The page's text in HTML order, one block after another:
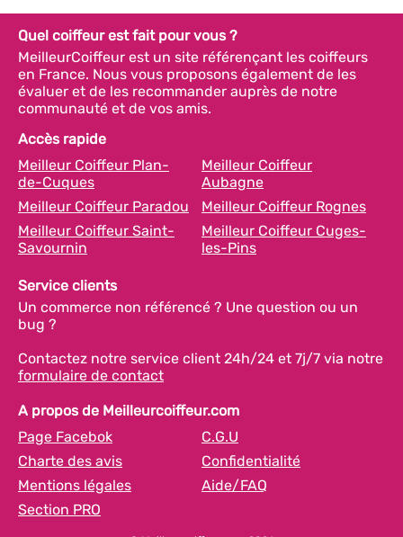
Quel coiffeur est fait pour vous ?
MeilleurCoiffeur est un site référençant les coiffeurs
en France. Nous vous proposons également de les
évaluer et de les recommander auprès de notre
communauté et de vos amis.
Accès rapide
Meilleur Coiffeur Plan-
de-Cuques
Meilleur Coiffeur
Aubagne
Meilleur Coiffeur Paradou
Meilleur Coiffeur Rognes
Meilleur Coiffeur Saint-
Savournin
Meilleur Coiffeur Cuges-
les-Pins
Service clients
Un commerce non référencé ? Une question ou un
bug ?
Contactez notre service client 24h/24 et 7j/7 via notre
formulaire de contact
A propos de Meilleurcoiffeur.com
Page Facebok
C.G.U
Charte des avis
Confidentialité
Mentions légales
Aide/FAQ
Section PRO